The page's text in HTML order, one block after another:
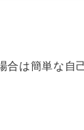
を学びます。
合は簡単な自